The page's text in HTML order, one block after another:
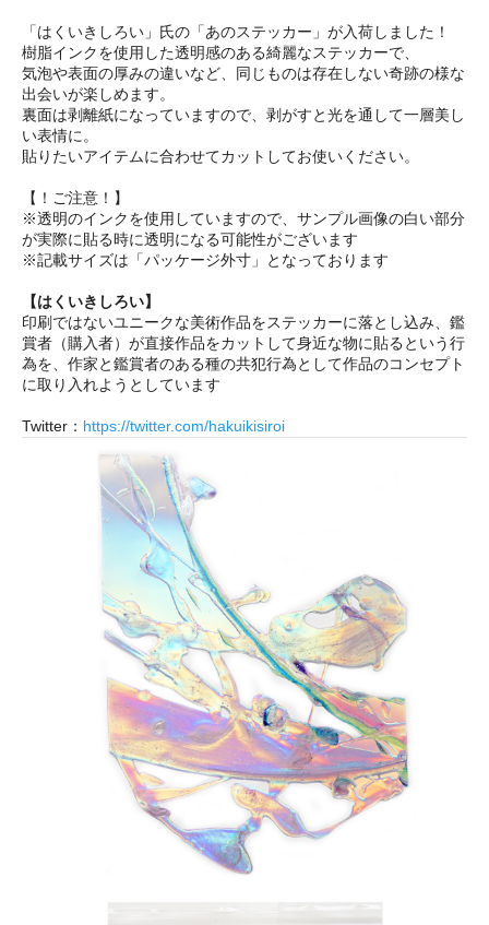
「はくいきしろい」氏の「あのステッカー」が入荷しました！
樹脂インクを使用した透明感のある綺麗なステッカーで、
気泡や表面の厚みの違いなど、同じものは存在しない奇跡の様な
出会いが楽しめます。
裏面は剥離紙になっていますので、剥がすと光を通して一層美し
い表情に。
貼りたいアイテムに合わせてカットしてお使いください。
【！ご注意！】
※透明のインクを使用していますので、サンプル画像の白い部分
が実際に貼る時に透明になる可能性がございます
※記載サイズは「パッケージ外寸」となっております
【はくいきしろい】
印刷ではないユニークな美術作品をステッカーに落とし込み、鑑
賞者（購入者）が直接作品をカットして身近な物に貼るという行
為を、作家と鑑賞者のある種の共犯行為として作品のコンセプト
に取り入れようとしています
Twitter： https://twitter.com/hakuikisiroi